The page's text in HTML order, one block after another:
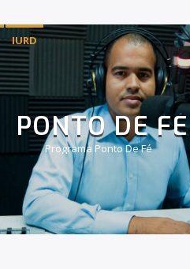
IURD
PONTO DE FÉ
Programa Ponto De Fé